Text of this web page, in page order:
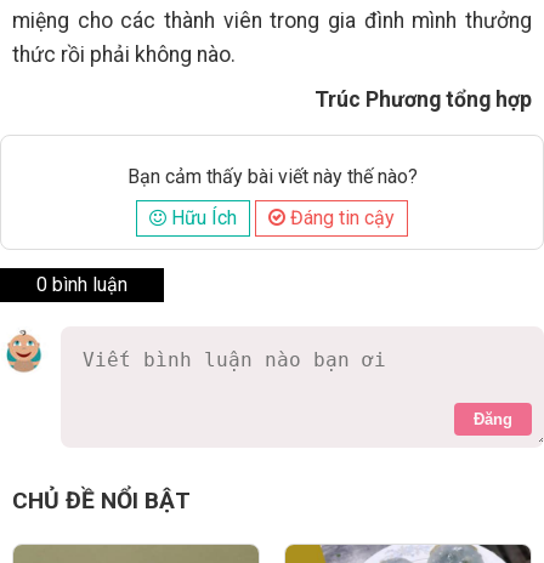
miệng cho các thành viên trong gia đình mình thưởng
thức rồi phải không nào.
Trúc Phương tổng hợp
Bạn cảm thấy bài viết này thế nào?
Hữu Ích
Đáng tin cậy
0 bình luận
Đăng
CHỦ ĐỀ NỔI BẬT